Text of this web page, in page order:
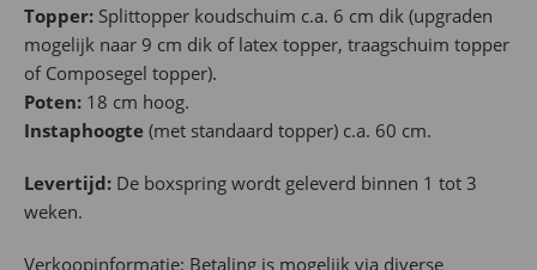
Topper: Splittopper koudschuim c.a. 6 cm dik (upgraden
mogelijk naar 9 cm dik of latex topper, traagschuim topper
of Composegel topper).
Poten: 18 cm hoog.
Instaphoogte (met standaard topper) c.a. 60 cm.
Levertijd: De boxspring wordt geleverd binnen 1 tot 3
weken.
Verkoopinformatie: Betaling is mogelijk via diverse